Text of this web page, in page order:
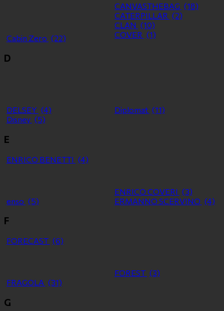
Cabin Zero (22)
CANVASTHEBAG (18)
CATERPILLAR (2)
CLAN (10)
COVER (1)
D
DELSEY (4) Diplomat (11)
Disney (5)
E
ENRICO BENETTI (4)
ENRICO COVERI (3)
enso (5) ERMANNO SCERVINO (4)
F
FORECAST (6)
FOREST (3)
FRAGOLA (31)
G